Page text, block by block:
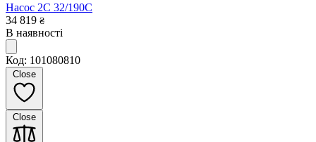
Насос 2C 32/190C
34 819 ₴
В наявності
Код: 101080810
Close
Close